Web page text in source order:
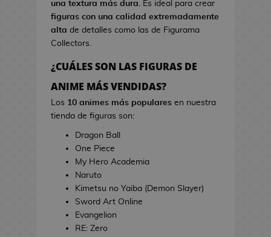
T
a
l
l
a
i
n
s
d
e
i
e
o
j
e
g
o
E
s
t
una textura más dura. Es ideal para crear
figuras con una calidad extremadamente
alta de detalles como las de Figurama
Collectors.
¿CUÁLES SON LAS FIGURAS DE
ANIME MÁS VENDIDAS?
Los 10 animes más populares en nuestra
tienda de figuras son:
Dragon Ball
One Piece
My Hero Academia
Naruto
Kimetsu no Yaiba (Demon Slayer)
Sword Art Online
Evangelion
RE: Zero